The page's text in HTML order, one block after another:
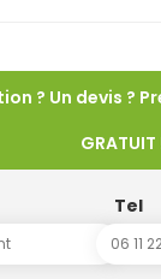
? Un devis ?
GRATUIT
Tel